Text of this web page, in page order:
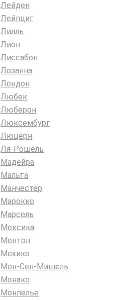
Лейден
Лейпциг
Лилль
Лион
Лиссабон
Лозанна
Лондон
Любек
Люберон
Люксембург
Люцерн
Ля-Рошель
Мадейра
Мальта
Манчестер
Марокко
Марсель
Мексика
Ментон
Мехико
Мон-Сен-Мишель
Монако
Монпелье